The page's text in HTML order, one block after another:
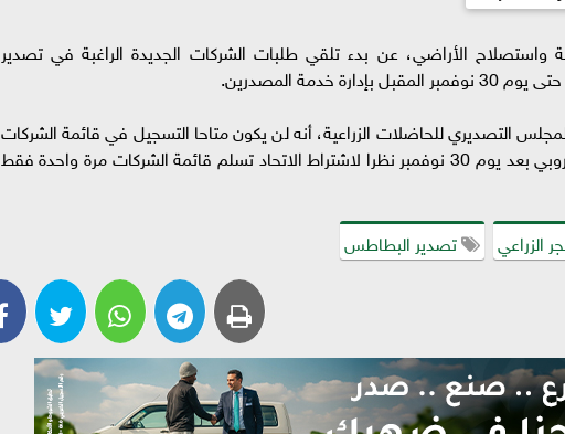
واستصلاح الأراضي، عن بدء تلقي طلبات الشركات الجديدة الراغبة في تصدير
خدمة المصدرين.
التصديري للحاضلات الزراعية، أنه لن يكون متاحا التسجيل في قائمة الشركات
المصدرة لبطاطس المادة الى الاتحاد الأوروبي بعد يوم 30 نوفمبر نظرا لاشتراط الاتحاد تسلم قائمة الشركات مرة واحدة فقط
الزراعي تصدير البطاطس